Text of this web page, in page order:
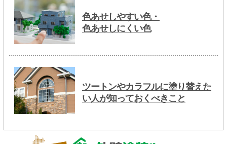
色あせしやすい色・
色あせしにくい色
ツートンやカラフルに塗り替えた
い人が知っておくべきこと